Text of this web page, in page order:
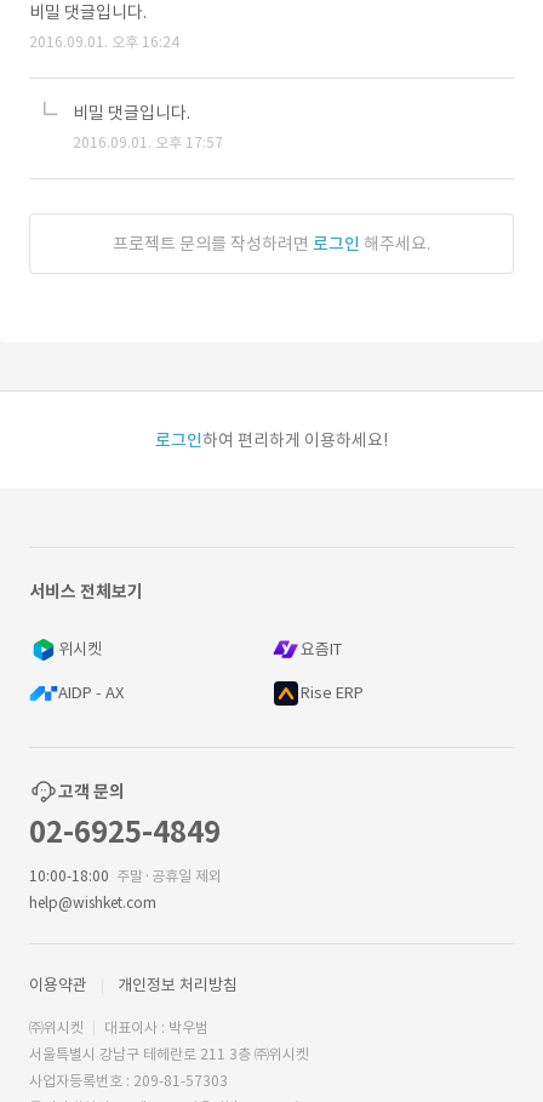
비밀 댓글입니다.
2016.09.01. 오후 16:24
비밀 댓글입니다.
2016.09.01. 오후 17:57
프로젝트 문의를 작성하려면 로그인 해주세요.
로그인하여 편리하게 이용하세요!
서비스 전체보기
위시켓 요즘IT
AIDP - AX Rise ERP
고객 문의
02-6925-4849
10:00-18:00 주말·공휴일 제외
help@wishket.com
이용약관 개인정보 처리방침
㈜위시켓
대표이사 : 박우범
서울특별시 강남구 테헤란로 211 3층 ㈜위시켓
사업자등록번호 : 209-81-57303